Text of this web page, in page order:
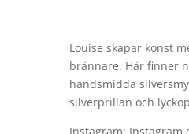
Louise skapar konst
brännare. Här finner
handsmidda
silverprillan och
Instagram: